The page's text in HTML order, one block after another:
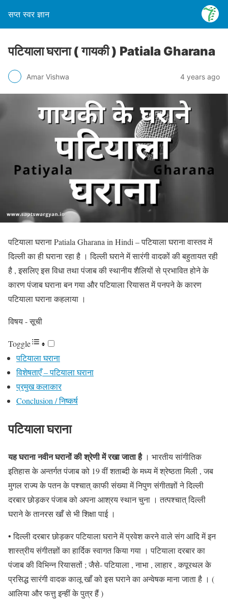
सप्त स्वर ज्ञान
पटियाला घराना ( गायकी ) Patiala Gharana
Amar Vishwa 4 years ago
पटियाला घराना Patiala Gharana in Hindi – पटियाला घराना वास्तव में
दिल्ली का ही घराना रहा है । दिल्ली घराने में सारंगी वादकों की बहुतायत रही
है , इसलिए इस विधा तथा पंजाब की स्थानीय शैलियों से प्रभावित होने के
कारण पंजाब घराना बन गया और पटियाला रियासत में पनपने के कारण
पटियाला घराना कहलाया ।
विषय - सूची
Toggle
पटियाला घराना
विशेषताएँ – पटियाला घराना
प्रमुख कलाकार
Conclusion / निष्कर्ष
पटियाला घराना
यह घराना नवीन घरानों की श्रेणी में रखा जाता है । भारतीय सांगीतिक
इतिहास के अन्तर्गत पंजाब को 19 वीं शताब्दी के मध्य में श्रेष्ठता मिली , जब
मुगल राज्य के पतन के पश्चात् काफी संख्या में निपुण संगीतज्ञों ने दिल्ली
दरबार छोड़कर पंजाब को अपना आश्रय स्थान चुना । तत्पश्चात् दिल्ली
घराने के तानरस खाँ से भी शिक्षा पाई ।
• दिल्ली दरबार छोड़कर पटियाला घराने में प्रवेश करने वाले संग आदि में इन
शास्त्रीय संगीतज्ञों का हार्दिक स्वागत किया गया । पटियाला दरबार का
पंजाब की विभिन्न रियासतों ; जैसे- पटियाला , नाभा , लाहार , कपूरथल के
प्रसिद्ध सारंगी वादक कालू खाँ को इस घराने का अन्वेषक माना जाता है । (
आलिया और फत्तु इन्हीं के पुत्र हैं )